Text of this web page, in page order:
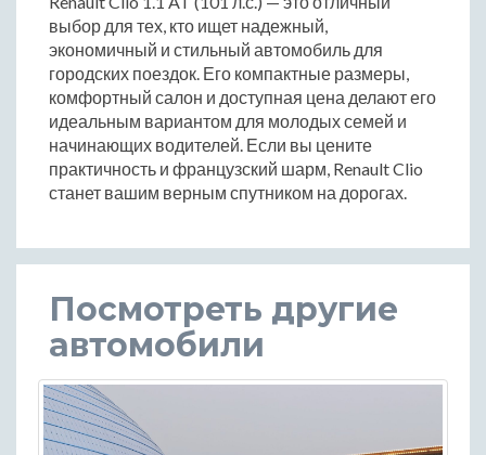
выбор для тех, кто ищет надежный,
экономичный и стильный автомобиль для
городских поездок. Его компактные размеры,
комфортный салон и доступная цена делают его
идеальным вариантом для молодых семей и
начинающих водителей. Если вы цените
практичность и французский шарм, Renault Clio
станет вашим верным спутником на дорогах.
Посмотреть другие
автомобили